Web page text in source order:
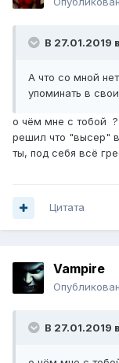
В 27.01.2019
А что со мной
упоминать в
о чём мне с тобой ?
решил что "высер"
ты, под себя всё
Цитата
Vampirе
В 27.01.2019